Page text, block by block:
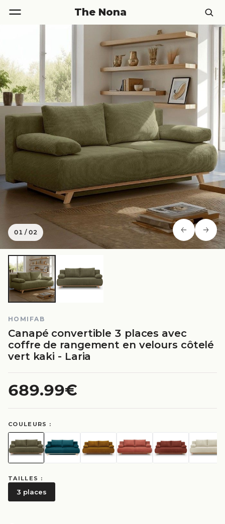
The Nona
01 /02
HOMIFAB
Canapé convertible 3 places avec
coffre de rangement en velours côtelé
vert kaki - Laria
689.99€
COULEURS :
TAILLES :
3 places